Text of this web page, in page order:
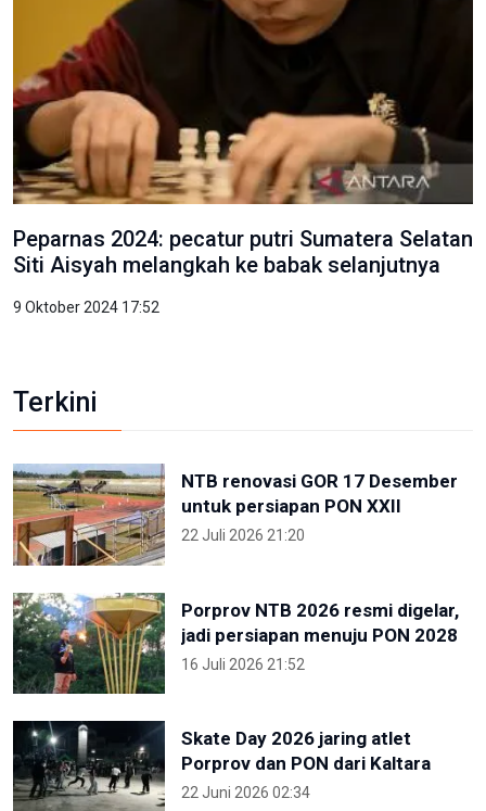
Peparnas 2024: pecatur putri Sumatera Selatan
Siti Aisyah melangkah ke babak selanjutnya
9 Oktober 2024 17:52
Terkini
NTB renovasi GOR 17 Desember
untuk persiapan PON XXII
22 Juli 2026 21:20
Porprov NTB 2026 resmi digelar,
jadi persiapan menuju PON 2028
16 Juli 2026 21:52
Skate Day 2026 jaring atlet
Porprov dan PON dari Kaltara
22 Juni 2026 02:34